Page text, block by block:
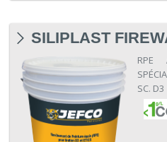
SILIPLAST
RPE
SC. D3